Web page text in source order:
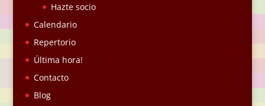
Hazte socio
Calendario
Repertorio
Última hora!
Contacto
Blog